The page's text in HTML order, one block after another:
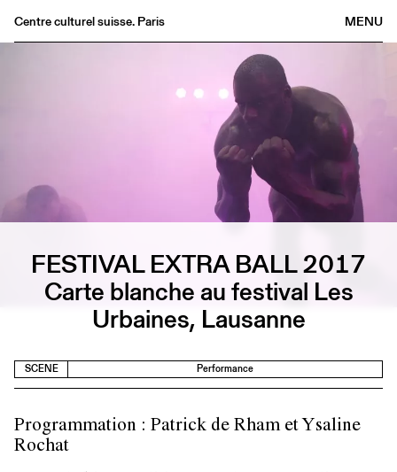
MENU
Centre culturel suisse. Paris
Publications
About
/EN
FESTIVAL EXTRA BALL 2017
Carte blanche au festival Les
Urbaines, Lausanne
SCENE Performance
Programmation : Patrick de Rham et Ysaline
Rochat